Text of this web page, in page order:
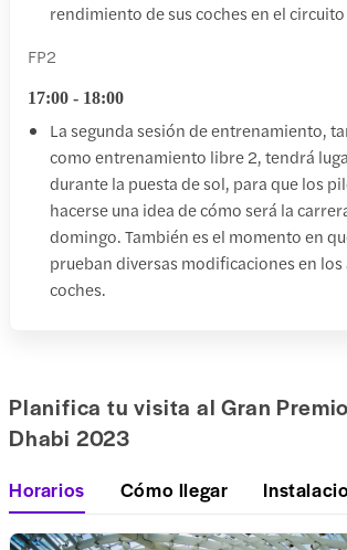
rendimiento de sus coches en el circuito
FP2
17:00 - 18:00
La segunda sesión de entrenamiento,
como entrenamiento libre 2, tendrá
durante la puesta de sol, para que los
hacerse una idea de cómo será la
domingo. También es el momento en
prueban diversas modificaciones en los
coches.
Planifica tu visita al Gran
Dhabi 2023
Horarios Cómo llegar